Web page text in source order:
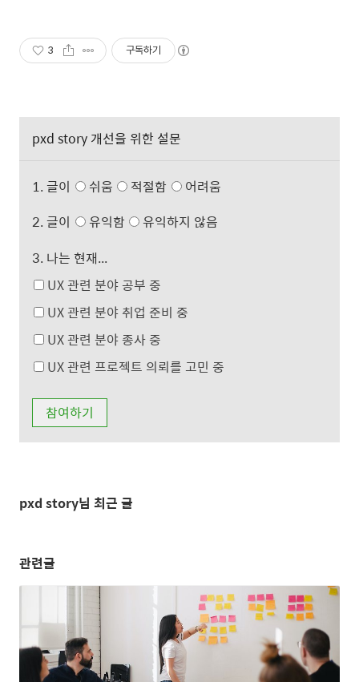
3 구독하기
pxd story 개선을 위한 설문
1. 글이 쉬움 적절함
어려움
2. 글이
유익함
유익하지 않음
3. 나는 현재...
UX 관련 분야 공부 중
UX 관련 분야 취업 준비 중
UX 관련 분야 종사 중
UX 관련 프로젝트 의뢰를 고민 중
pxd story님 최근 글
관련글